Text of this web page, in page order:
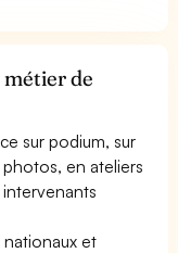
de
sur podium, sur
en ateliers
nationaux et